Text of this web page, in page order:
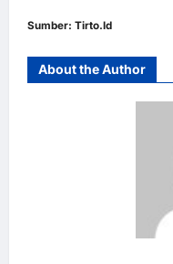
Sumber: Tirto.Id
About the Author